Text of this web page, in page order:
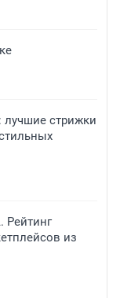
стрижки
Рейтинг
из